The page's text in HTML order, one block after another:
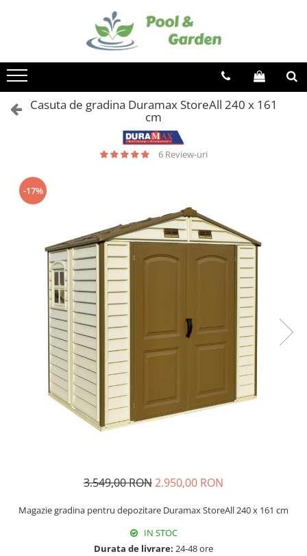
Toate Produsele
PISCINE
Piscine supraterane
Piscine Metalice Supraterane
Tratamente Piscina
Reglare PH
Controlul algelor
Floculare
Suport aditional
Echipamente si accesorii Piscina
Accesorii Piscina
Roboti si aspiratoare
Acoperire piscina
Dusuri solare
Filtrare piscina
Iluminat piscina
Minipiscine
Casuta de gradina Duramax StoreAll 240 x 161
cm
6 Review-uri
-17%
3.549,00 RON2.950,00 RON
Magazie gradina pentru depozitare Duramax StoreAll 240 x 161 cm
IN STOC
Durata de livrare: 24-48 ore